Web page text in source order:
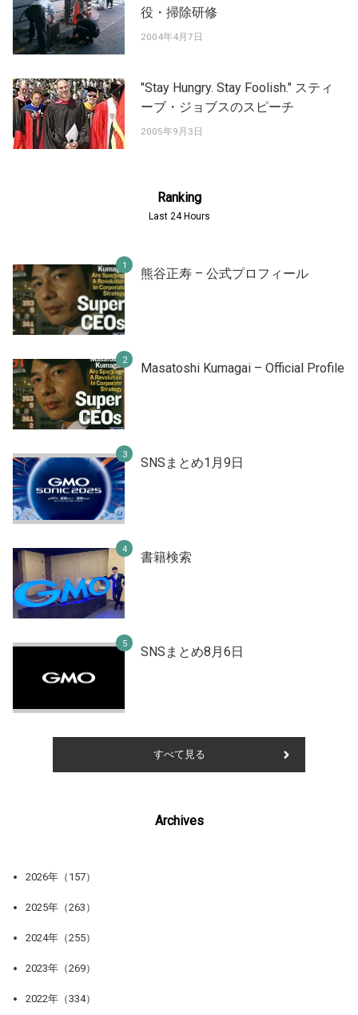
役・掃除研修
2004年4月7日
"Stay Hungry. Stay Foolish." スティ
ーブ・ジョブスのスピーチ
2005年9月3日
Ranking
Last 24 Hours
熊谷正寿 – 公式プロフィール
Masatoshi Kumagai – Official Profile
SNSまとめ1月9日
書籍検索
SNSまとめ8月6日
すべて見る
Archives
2026年（157）
2025年（263）
2024年（255）
2023年（269）
2022年（334）